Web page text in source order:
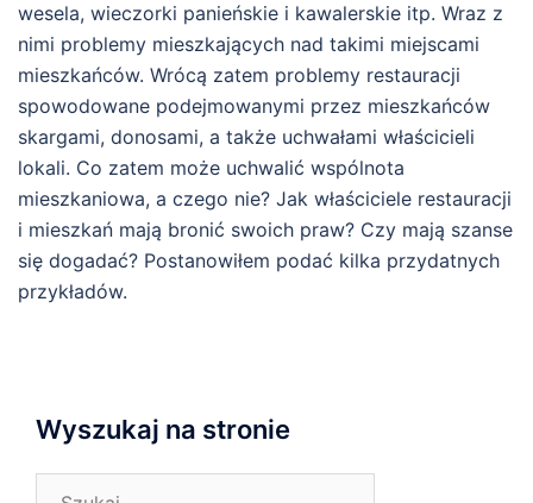
wesela, wieczorki panieńskie i kawalerskie itp. Wraz z
nimi problemy mieszkających nad takimi miejscami
mieszkańców. Wrócą zatem problemy restauracji
spowodowane podejmowanymi przez mieszkańców
skargami, donosami, a także uchwałami właścicieli
lokali. Co zatem może uchwalić wspólnota
mieszkaniowa, a czego nie? Jak właściciele restauracji
i mieszkań mają bronić swoich praw? Czy mają szanse
się dogadać? Postanowiłem podać kilka przydatnych
przykładów.
Wyszukaj na stronie